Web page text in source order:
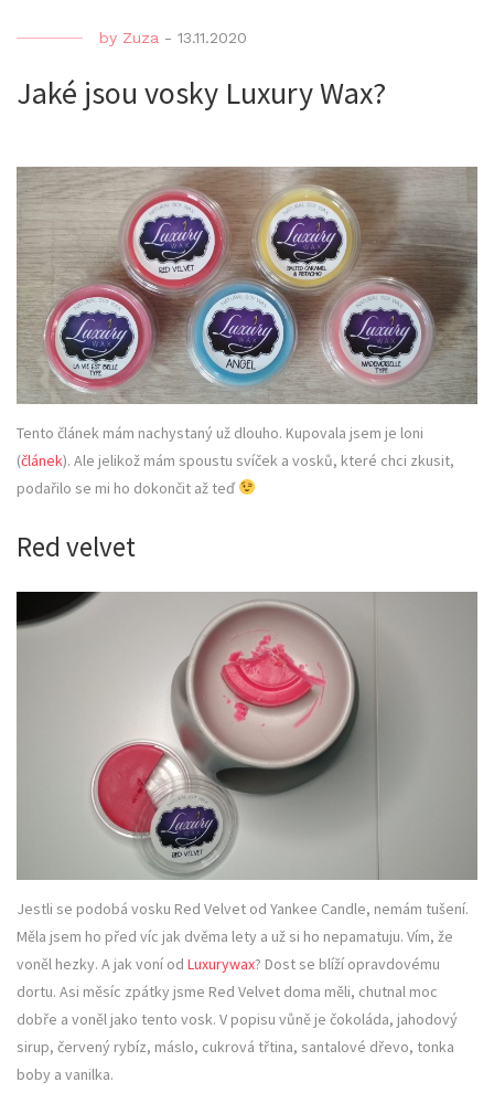
by Zuza - 13.11.2020
Jaké jsou vosky Luxury Wax?
Tento článek mám nachystaný už dlouho. Kupovala jsem je loni
(článek). Ale jelikož mám spoustu svíček a vosků, které chci zkusit,
podařilo se mi ho dokončit až teď
Red velvet
Jestli se podobá vosku Red Velvet od Yankee Candle, nemám tušení.
Měla jsem ho před víc jak dvěma lety a už si ho nepamatuju. Vím, že
voněl hezky. A jak voní od Luxurywax? Dost se blíží opravdovému
dortu. Asi měsíc zpátky jsme Red Velvet doma měli, chutnal moc
dobře a voněl jako tento vosk. V popisu vůně je čokoláda, jahodový
sirup, červený rybíz, máslo, cukrová třtina, santalové dřevo, tonka
boby a vanilka.